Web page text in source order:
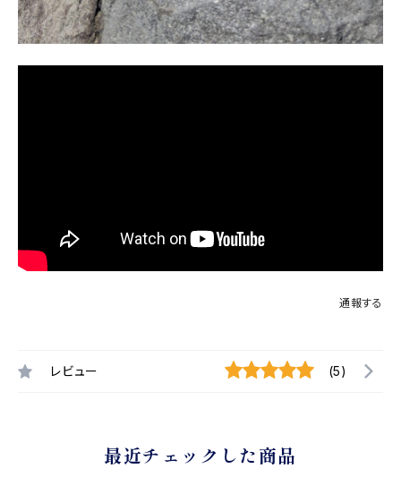
通報する
レビュー (5)
最近チェックした商品